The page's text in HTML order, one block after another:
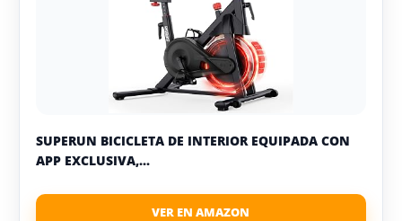
SUPERUN BICICLETA DE INTERIOR EQUIPADA CON
APP EXCLUSIVA,...